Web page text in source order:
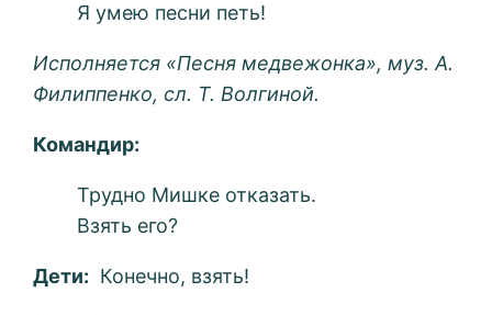
Я умею песни петь!
Исполняется «Песня медвежонка», муз. А.
Филиппенко, сл. Т. Волгиной.
Командир:
Трудно Мишке отказать.
Взять его?
Дети: Конечно, взять!